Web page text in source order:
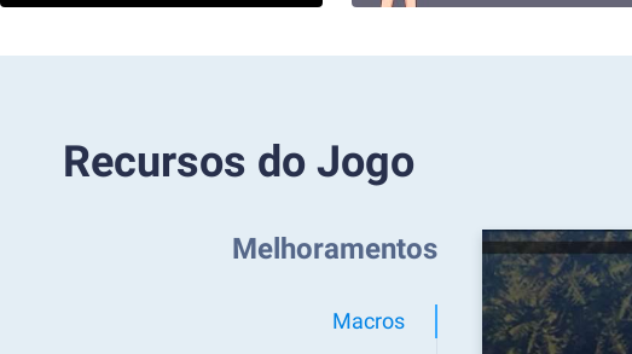
Recursos do Jogo
Melhoramentos
Macros